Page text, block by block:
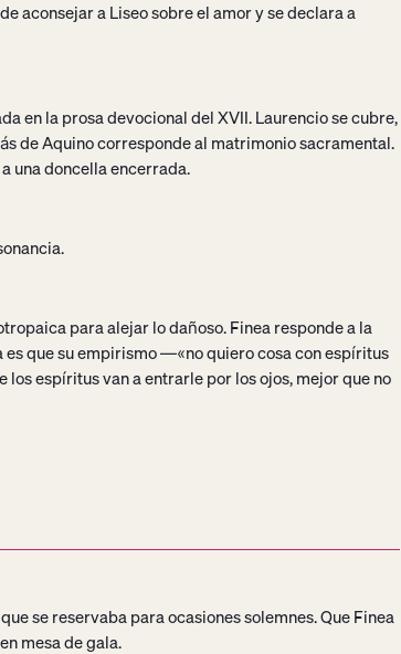
aconsejar a Liseo sobre el amor y se declara a
en la prosa devocional del XVII. Laurencio se cubre,
de Aquino corresponde al matrimonio sacramental.
una doncella encerrada.
para alejar lo dañoso. Finea responde a la
que su empirismo —«no quiero cosa con espíritus
espíritus van a entrarle por los ojos, mejor que no
se reservaba para ocasiones solemnes. Que Finea
mesa de gala.